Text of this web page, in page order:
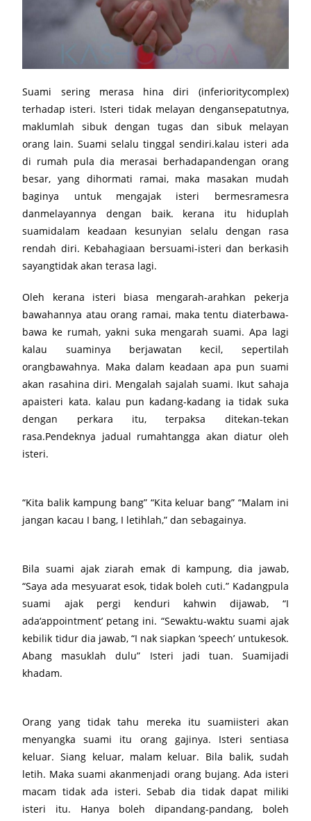
Suami sering merasa hina diri (inferioritycomplex)
terhadap isteri. Isteri tidak melayan dengansepatutnya,
maklumlah sibuk dengan tugas dan sibuk melayan
orang lain. Suami selalu tinggal sendiri.kalau isteri ada
di rumah pula dia merasai berhadapandengan orang
besar, yang dihormati ramai, maka masakan mudah
baginya untuk mengajak isteri bermesramesra
danmelayannya dengan baik. kerana itu hiduplah
suamidalam keadaan kesunyian selalu dengan rasa
rendah diri. Kebahagiaan bersuami-isteri dan berkasih
sayangtidak akan terasa lagi.
Oleh kerana isteri biasa mengarah-arahkan pekerja
bawahannya atau orang ramai, maka tentu diaterbawa-
bawa ke rumah, yakni suka mengarah suami. Apa lagi
kalau suaminya berjawatan kecil, sepertilah
orangbawahnya. Maka dalam keadaan apa pun suami
akan rasahina diri. Mengalah sajalah suami. Ikut sahaja
apaisteri kata. kalau pun kadang-kadang ia tidak suka
dengan perkara itu, terpaksa ditekan-tekan
rasa.Pendeknya jadual rumahtangga akan diatur oleh
isteri.
“Kita balik kampung bang” “Kita keluar bang” “Malam ini
jangan kacau I bang, I letihlah,” dan sebagainya.
Bila suami ajak ziarah emak di kampung, dia jawab,
“Saya ada mesyuarat esok, tidak boleh cuti.” Kadangpula
suami ajak pergi kenduri kahwin dijawab, “I
ada‘appointment’ petang ini. “Sewaktu-waktu suami ajak
kebilik tidur dia jawab, “I nak siapkan ‘speech’ untukesok.
Abang masuklah dulu” Isteri jadi tuan. Suamijadi
khadam.
Orang yang tidak tahu mereka itu suamiisteri akan
menyangka suami itu orang gajinya. Isteri sentiasa
keluar. Siang keluar, malam keluar. Bila balik, sudah
letih. Maka suami akanmenjadi orang bujang. Ada isteri
macam tidak ada isteri. Sebab dia tidak dapat miliki
isteri itu. Hanya boleh dipandang-pandang, boleh